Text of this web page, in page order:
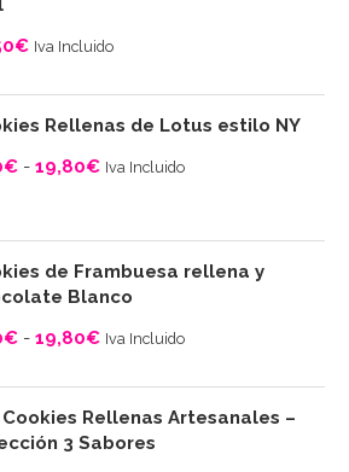
€ Iva Incluido
Rellenas de Lotus estilo NY
€ - 19,80€ Iva Incluido
de Frambuesa rellena y
Blanco
€ - 19,80€ Iva Incluido
Rellenas Artesanales –
3 Sabores